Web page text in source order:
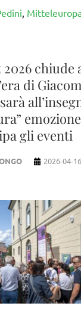
,
chiude
di
emozione
gli eventi
2026-04-16